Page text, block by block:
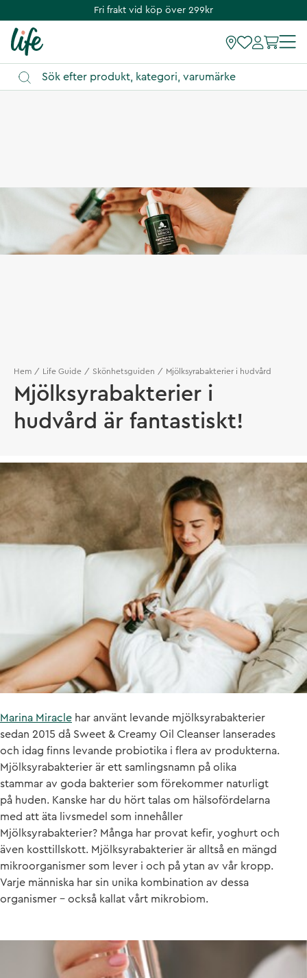
Fri frakt vid köp över 299kr
Hem Life Guide Skönhetsguiden Mjölksyrabakterier i hudvård
Mjölksyrabakterier i
hudvård är fantastiskt!
Marina Miracle har använt levande mjölksyrabakterier
sedan 2015 då Sweet & Creamy Oil Cleanser lanserades
och idag finns levande probiotika i flera av produkterna.
Mjölksyrabakterier är ett samlingsnamn på olika
stammar av goda bakterier som förekommer naturligt
på huden. Kanske har du hört talas om hälsofördelarna
med att äta livsmedel som innehåller
Mjölksyrabakterier? Många har provat kefir, yoghurt och
även kosttillskott. Mjölksyrabakterier är alltså en mängd
mikroorganismer som lever i och på ytan av vår kropp.
Varje människa har sin unika kombination av dessa
organismer – också kallat vårt mikrobiom.